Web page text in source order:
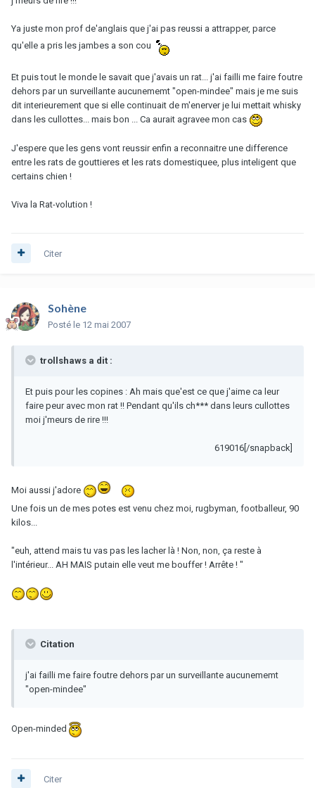
Ya juste mon prof de'anglais que j'ai pas reussi a attrapper, parce
qu'elle a pris les jambes a son cou
Et puis tout le monde le savait que j'avais un rat... j'ai failli me faire foutre
dehors par un surveillante aucunememt "open-mindee" mais je me suis
dit interieurement que si elle continuait de m'enerver je lui mettait whisky
dans les cullottes... mais bon ... Ca aurait agravee mon cas
J'espere que les gens vont reussir enfin a reconnaitre une difference
entre les rats de gouttieres et les rats domestiquee, plus inteligent que
certains chien !
Viva la Rat-volution !
Citer
Sohène
Posté le 12 mai 2007
trollshaws a dit :
Et puis pour les copines : Ah mais que'est ce que j'aime ca leur
faire peur avec mon rat !! Pendant qu'ils ch*** dans leurs cullottes
moi j'meurs de rire !!!
619016[/snapback]
Moi aussi j'adore
Une fois un de mes potes est venu chez moi, rugbyman, footballeur, 90
kilos...
"euh, attend mais tu vas pas les lacher là ! Non, non, ça reste à
l'intérieur... AH MAIS putain elle veut me bouffer ! Arrête ! "
Citation
j'ai failli me faire foutre dehors par un surveillante aucunememt
"open-mindee"
Open-minded
Citer